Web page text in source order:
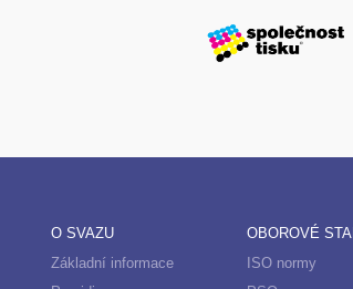
O SVAZU
Základní informace
OBOROVÉ
ISO normy